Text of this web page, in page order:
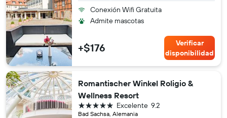
Conexión Wifi Gratuita
Admite mascotas
+$176
Verificar
disponibilidad
Romantischer Winkel Roligio &
Wellness Resort
Bad Sachsa, Alemania
9.2
Excelente
5 estrellas